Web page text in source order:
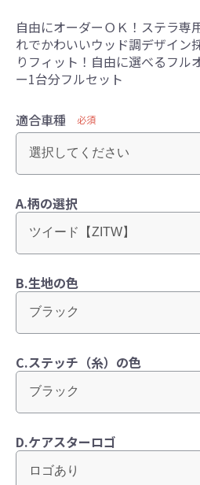
自由にオーダーＯＫ！ステラ専
れでかわいいウッド調デザイン
りフィット！自由に選べるフル
ー1台分フルセット
適合車種 必須
A.柄の選択
B.生地の色
C.ステッチ（糸）の色
D.ケアスターロゴ